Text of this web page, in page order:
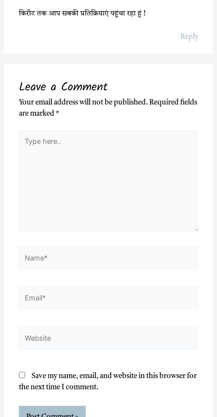
किरीट तक आप सबकी प्रतिक्रियाएं पहुंचा रहा हूं !
Reply
Leave a Comment
Your email address will not be published. Required fields
are marked*
Save my name, email, and website in this browser for
the next time I comment.